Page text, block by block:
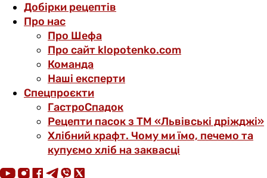
Добірки рецептів
Про нас
Про Шефа
Про сайт klopotenko.com
Команда
Наші експерти
Спецпроєкти
ГастроСпадок
Рецепти пасок з ТМ «Львівські дріжджі»
Хлібний крафт. Чому ми їмо, печемо та
купуємо хліб на заквасці